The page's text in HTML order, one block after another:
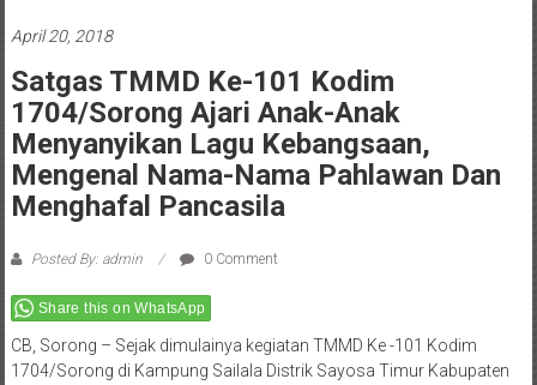
April 20, 2018
Satgas TMMD Ke-101 Kodim
1704/Sorong Ajari Anak-Anak
Menyanyikan Lagu Kebangsaan,
Mengenal Nama-Nama Pahlawan Dan
Menghafal Pancasila
Posted By: admin 0 Comment
Share this on WhatsApp
CB, Sorong – Sejak dimulainya kegiatan TMMD Ke -101 Kodim
1704/Sorong di Kampung Sailala Distrik Sayosa Timur Kabupaten